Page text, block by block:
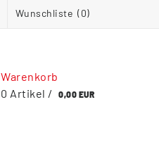
Wunschliste (0)
Warenkorb
0 Artikel / 0,00 EUR